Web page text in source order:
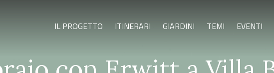
IL PROGETTO ITINERARI GIARDINI TEMI EVENTI